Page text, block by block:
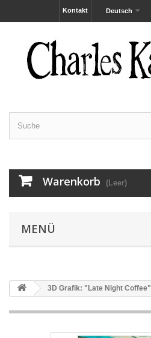
Deutsch
Kontakt
Warenkorb (Leer)
MENÜ
3D Grafik: "Late Night Coffee"